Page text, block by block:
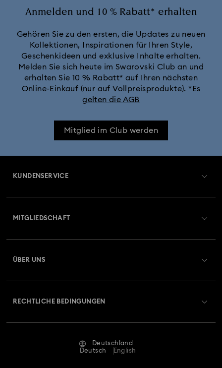
Anmelden und 10 % Rabatt* erhalten
Gehören Sie zu den ersten, die Updates zu neuen
Kollektionen, Inspirationen für Ihren Style,
Geschenkideen und exklusive Inhalte erhalten.
Melden Sie sich heute im Swarovski Club an und
erhalten Sie 10 % Rabatt* auf Ihren nächsten
Online-Einkauf (nur auf Vollpreisprodukte). *Es
gelten die AGB
Mitglied im Club werden
KUNDENSERVICE
Retouren und Umtausch
Reparaturstatus
MITGLIEDSCHAFT
ÜBER UNS
RECHTLICHE BEDINGUNGEN
Deutschland
Deutsch
English